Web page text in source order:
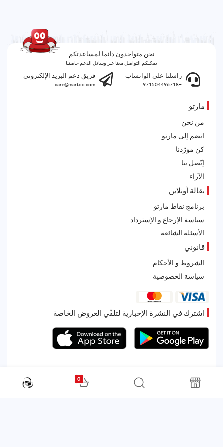
نحن متواجدون دائما لمساعدتكم
يمكنكم التواصل معنا عبر وسائل الدعم خاصتنا
راسلنا على الواتساب
+971504496718
فريق دعم البريد الإلكتروني
care@martoo.com
مارتو
من نحن
انضم إلى مارتو
كن مورّدنا
إتّصل بنا
الآراء
بقالة أونلاين
برنامج نقاط مارتو
سياسة الإرجاع و الإسترداد
الأسئلة الشائعة
قانوني
الشروط و الأحكام
سياسة الخصوصية
اشترك في النشرة الإخبارية لتلقّي العروض الخاصة
All rights reserved. Powered by Martoo © 2026
0